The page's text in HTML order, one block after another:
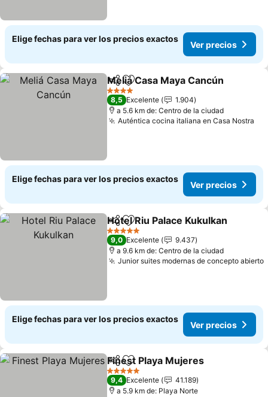
Elige fechas para ver los precios exactos
Ver precios
CompartirAgregar a favoritos
Meliá Casa Maya Cancún
4 Estrellas
8,5 Excelente
1.904
a 5.6 km de: Centro de la ciudad
Auténtica cocina italiana en Casa Nostra
Elige fechas para ver los precios exactos
Ver precios
CompartirAgregar a favoritos
Hotel Riu Palace Kukulkan
5 Estrellas
9,0 Excelente
9.437
a 9.6 km de: Centro de la ciudad
Junior suites modernas de concepto abierto
Elige fechas para ver los precios exactos
Ver precios
CompartirAgregar a favoritos
Finest Playa Mujeres
5 Estrellas
9,4 Excelente
41.189
a 5.9 km de: Playa Norte